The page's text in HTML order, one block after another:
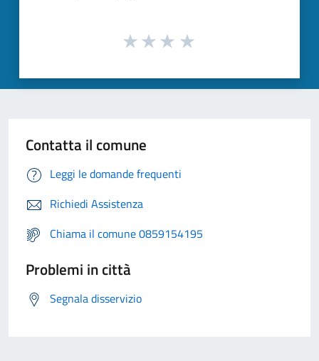
Contatta il comune
Leggi le domande frequenti
Richiedi Assistenza
Chiama il comune 0859154195
Problemi in città
Segnala disservizio